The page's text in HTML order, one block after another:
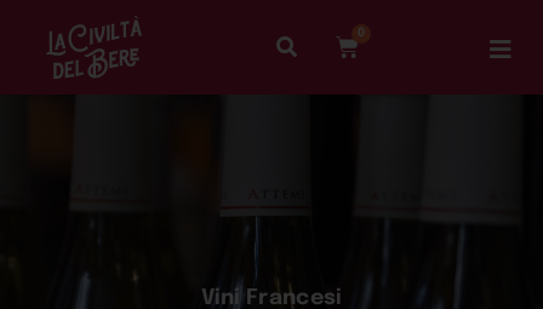
0
Vini Francesi